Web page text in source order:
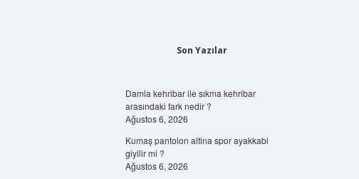
Son Yazılar
Damla kehribar ile sıkma kehribar
arasındaki fark nedir ?
Ağustos 6, 2026
Kumaş pantolon altina spor ayakkabi
giyilir mi ?
Ağustos 6, 2026